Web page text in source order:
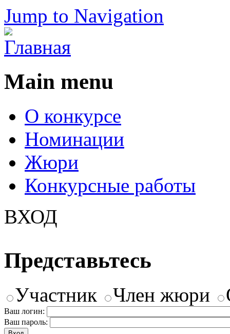
Jump to Navigation
Main menu
О конкурсе
Номинации
Жюри
Конкурсные работы
ВХОД
Представьтесь
Участник Член жюри
Ваш логин:
Ваш пароль: